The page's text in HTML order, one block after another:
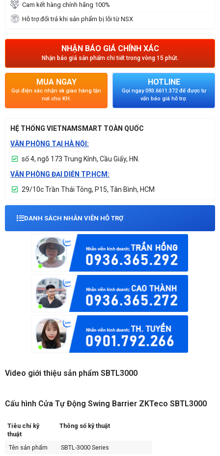
Cam kết hàng chính hãng 100%
Hỗ trợ đổi trả khi sản phẩm bị lỗi từ NSX
NHẬN BÁO GIÁ CHÍNH XÁC
Nhận báo giá sản phẩm chi tiết trong vòng 15 phút.
MUA NGAY
Gọi điện xác nhận và giao hàng tận
nơi cho KH.
HOTLINE
Gọi ngay 093.6611.372 để được tư
vấn báo giá hỗ trợ.
HỆ THỐNG VIETNAMSMART TOÀN QUỐC
VĂN PHÒNG TẠI HÀ NỘI:
số 4, ngõ 173 Trung Kính, Cầu Giấy, HN.
VĂN PHÒNG ĐẠI DIỆN TP.HCM:
29/10c Trần Thái Tông, P15, Tân Bình, HCM
DANH SÁCH NHÂN VIÊN HỖ TRỢ
Video giới thiệu sản phẩm SBTL3000
Cấu hình Cửa Tự Động Swing Barrier ZKTeco SBTL3000
Tiêu chí kỹ
thuật
Thông số kỹ thuật
Tên sản phẩm
SBTL-3000 Series